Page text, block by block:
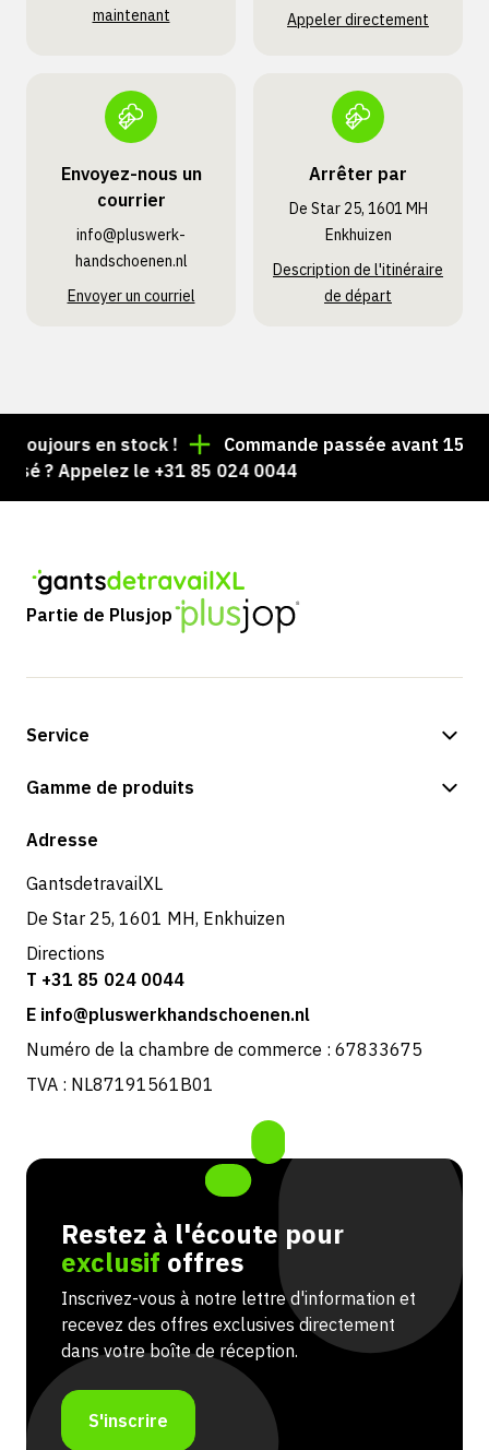
maintenant
Appeler directement
Envoyez-nous un
courrier
info@pluswerk­
handschoenen.nl
Envoyer un courriel
Arrêter par
De Star 25, 1601 MH
Enkhuizen
Description de l'itinéraire
de départ
en stock !
Commande passée avant 15 h =
? Appelez le +31 85 024 0044
Partie de Plusjop
Service
Options de paiement
Retours et service
Gamme de produits
Boutique
Adresse
GantsdetravailXL
De Star 25, 1601 MH, Enkhuizen
Directions
T +31 85 024 0044
E info@pluswerkhandschoenen.nl
Numéro de la chambre de commerce : 67833675
TVA : NL87191561B01
Restez à l'écoute pour
exclusif offres
Inscrivez-vous à notre lettre d'information et
recevez des offres exclusives directement
dans votre boîte de réception.
S'inscrire